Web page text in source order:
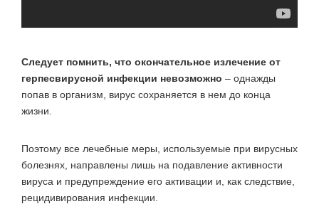
Следует помнить, что окончательное излечение от
герпесвирусной инфекции невозможно – однажды
попав в организм, вирус сохраняется в нем до конца
жизни.
Поэтому все лечебные меры, используемые при вирусных
болезнях, направлены лишь на подавление активности
вируса и предупреждение его активации и, как следствие,
рецидивирования инфекции.